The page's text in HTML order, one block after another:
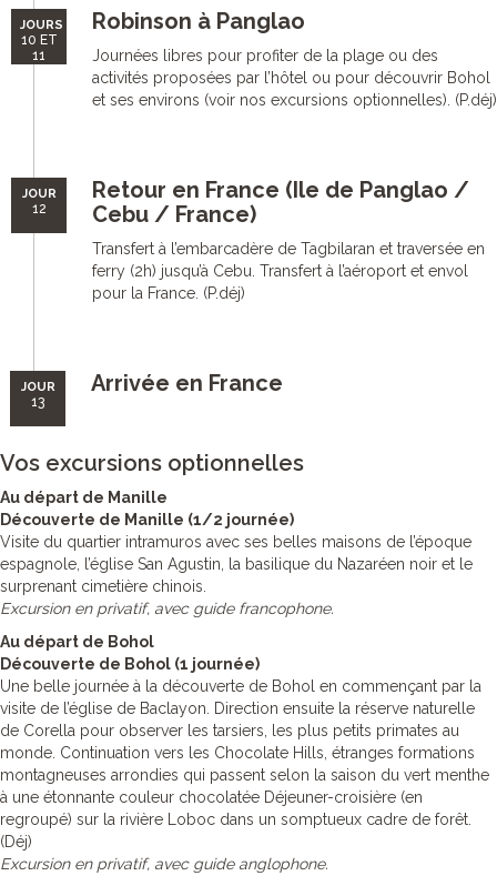
JOURS
10 ET
11
Robinson à Panglao
Journées libres pour profiter de la plage ou des
activités proposées par l’hôtel ou pour découvrir Bohol
et ses environs (voir nos excursions optionnelles). (P.déj)
JOUR
12
Retour en France (Ile de Panglao /
Cebu / France)
Transfert à l’embarcadère de Tagbilaran et traversée en
ferry (2h) jusqu’à Cebu. Transfert à l’aéroport et envol
pour la France. (P.déj)
JOUR
13
Arrivée en France
Vos excursions optionnelles
Au départ de Manille
Découverte de Manille (1/2 journée)
Visite du quartier intramuros avec ses belles maisons de l’époque
espagnole, l’église San Agustin, la basilique du Nazaréen noir et le
surprenant cimetière chinois.
Excursion en privatif, avec guide francophone.
Au départ de Bohol
Découverte de Bohol (1 journée)
Une belle journée à la découverte de Bohol en commençant par la
visite de l’église de Baclayon. Direction ensuite la réserve naturelle
de Corella pour observer les tarsiers, les plus petits primates au
monde. Continuation vers les Chocolate Hills, étranges formations
montagneuses arrondies qui passent selon la saison du vert menthe
à une étonnante couleur chocolatée Déjeuner-croisière (en
regroupé) sur la rivière Loboc dans un somptueux cadre de forêt.
(Déj)
Excursion en privatif, avec guide anglophone.